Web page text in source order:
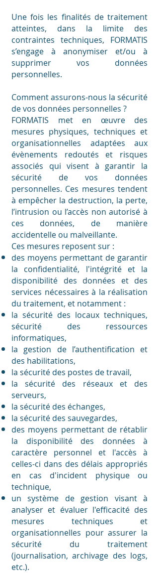
Une fois les finalités de traitement
atteintes, dans la limite des
contraintes techniques, FORMATIS
s’engage à anonymiser et/ou à
supprimer vos données
personnelles.
Comment assurons-nous la sécurité
de vos données personnelles ?
FORMATIS met en œuvre des
mesures physiques, techniques et
organisationnelles adaptées aux
évènements redoutés et risques
associés qui visent à garantir la
sécurité de vos données
personnelles. Ces mesures tendent
à empêcher la destruction, la perte,
l’intrusion ou l’accès non autorisé à
ces données, de manière
accidentelle ou malveillante.
Ces mesures reposent sur :
des moyens permettant de garantir
la confidentialité, l'intégrité et la
disponibilité des données et des
services nécessaires à la réalisation
du traitement, et notamment :
la sécurité des locaux techniques,
sécurité des ressources
informatiques,
la gestion de l’authentification et
des habilitations,
la sécurité des postes de travail,
la sécurité des réseaux et des
serveurs,
la sécurité des échanges,
la sécurité des sauvegardes,
des moyens permettant de rétablir
la disponibilité des données à
caractère personnel et l'accès à
celles-ci dans des délais appropriés
en cas d'incident physique ou
technique,
un système de gestion visant à
analyser et évaluer l'efficacité des
mesures techniques et
organisationnelles pour assurer la
sécurité du traitement
(journalisation, archivage des logs,
etc.).